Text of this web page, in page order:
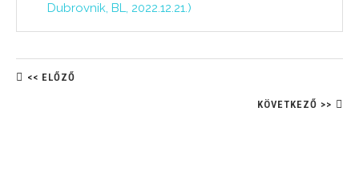
Dubrovnik, BL, 2022.12.21.)
<< ELŐZŐ
KÖVETKEZŐ >>